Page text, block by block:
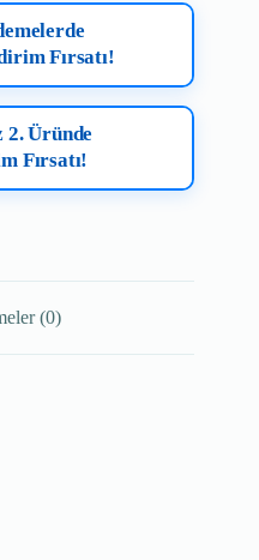
Fırsatı!
2. Üründe
Fırsatı!
(0)